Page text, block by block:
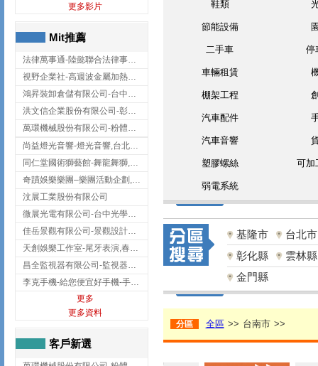
更多影片
Mit推薦
法律萬事通-陸懿聯合法律事務所
視野企業社-高週波金屬加熱設備,彰化高週波金屬加熱設備
鴻昇裝卸倉儲有限公司-台中貨櫃裝卸
洪文信企業股份有限公司-彰化鋅合金鑄造,彰化五金加工,彰化五金配件
萬環機械股份有限公司-粉體塗裝設備,輸送機,輸送機設備,台南輸送機
尚益燈光音響-燈光音響,台北燈光音響,台北燈光音響出租
同仁堂國術獅藝館-舞龍舞獅,台中舞龍舞獅
奇蹟娛樂樂團–樂團活動企劃,台中樂團表演,台中婚禮樂團
汶展工業股份有限公司
微展光電有限公司-台中光學鍍膜,optical filter taiwan,台灣光學鍍膜
佳岳景觀有限公司-景觀設計公司,台北景觀設計,台北景觀工程,中山區景觀設計
天創娛樂工作室-尾牙表演,春酒表演,板橋尾牙表演
昌全監視器有限公司-監視器安裝,高雄監視器安裝,鳳山區監視器安裝
李克手機-給您便宜好手機-手機收購,屏東手機收購
更多
更多資料
客戶新選
鞋類
節能設備
二手車 停
車輛租賃
棚架工程
汽車配件
汽車音響
塑膠螺絲 可加
弱電系統
基隆市
台北市
彰化縣
雲林縣
金門縣
分區 全區 >> 台南市 >>